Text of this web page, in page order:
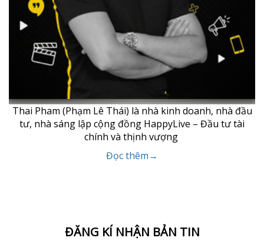
Thai Pham (Phạm Lê Thái) là nhà kinh doanh, nhà đầu
tư, nhà sáng lập cộng đồng HappyLive – Đầu tư tài
chính và thịnh vượng
Đọc thêm→
ĐĂNG KÍ NHẬN BẢN TIN